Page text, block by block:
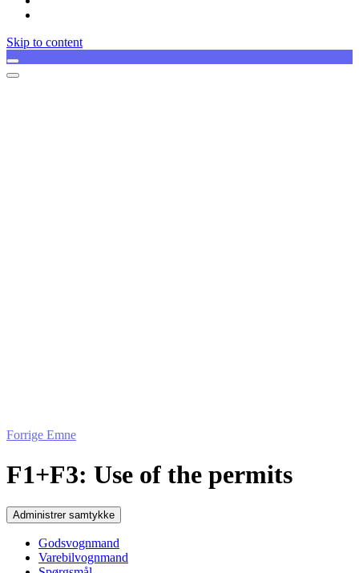
Skip to content
Forrige Emne
F1+F3: Use of the permits
Administrer samtykke
Godsvognmand
Varebilvognmand